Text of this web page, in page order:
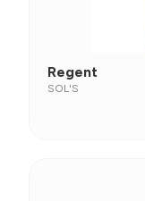
Regent
SOL'S